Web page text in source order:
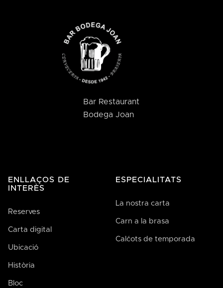
Bar Restaurant
Bodega Joan
ENLLAÇOS DE
INTERÈS
Reserves
Carta digital
Ubicació
Història
Bloc
ESPECIALITATS
La nostra carta
Carn a la brasa
Calćots de temporada